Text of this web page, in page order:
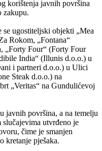
korištenja javnih površina
zakupu.
se ugostiteljski objekti „Mea
Rokom, „Fontana“
„Forty Four“ (Forty Four
India“ (Illunis d.o.o.) u
i partneri d.o.o.) u Ulici
Steak d.o.o.) na
„Veritas“ na Gundulićevoj
javnih površina, a na temelju
slučajevima utvrđeno je
čime je smanjen
kretanje pješaka.